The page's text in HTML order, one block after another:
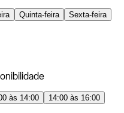
Quinta-feira
Sexta-feira
às 14:00
14:00 às 16:00